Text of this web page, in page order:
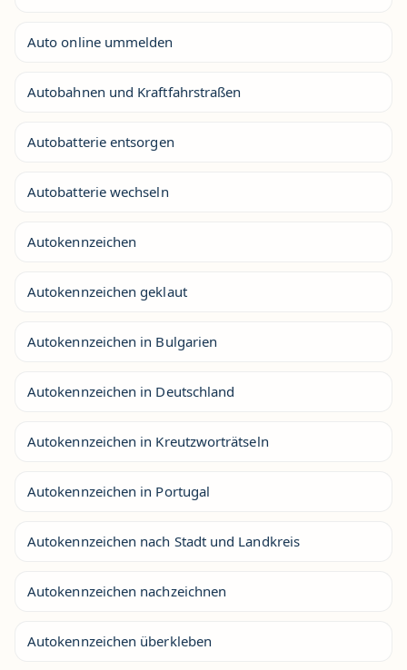
Auto online ummelden
Autobahnen und Kraftfahrstraßen
Autobatterie entsorgen
Autobatterie wechseln
Autokennzeichen
Autokennzeichen geklaut
Autokennzeichen in Bulgarien
Autokennzeichen in Deutschland
Autokennzeichen in Kreutzworträtseln
Autokennzeichen in Portugal
Autokennzeichen nach Stadt und Landkreis
Autokennzeichen nachzeichnen
Autokennzeichen überkleben